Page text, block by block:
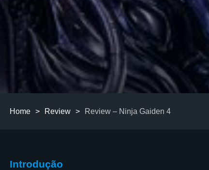
Home > Review > Review – Ninja Gaiden 4
Introdução